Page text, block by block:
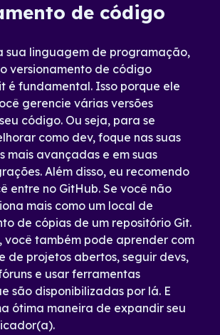
de código
sua linguagem de programação,
versionamento de código
é fundamental. Isso porque ele
gerencie várias versões
código. Ou seja, para se
como dev, foque nas suas
mais avançadas e em suas
Além disso, eu recomendo
entre no GitHub. Se você não
mais como um local de
de cópias de um repositório Git.
você também pode aprender com
de projetos abertos, seguir devs,
e usar ferramentas
são disponibilizadas por lá. E
ótima maneira de expandir seu